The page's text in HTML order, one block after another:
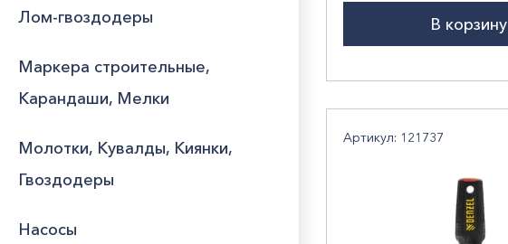
Лом-гвоздодеры
Маркера строительные,
Карандаши, Мелки
Молотки, Кувалды, Киянки,
Гвоздодеры
Насосы
В корзину
Артикул: 121737